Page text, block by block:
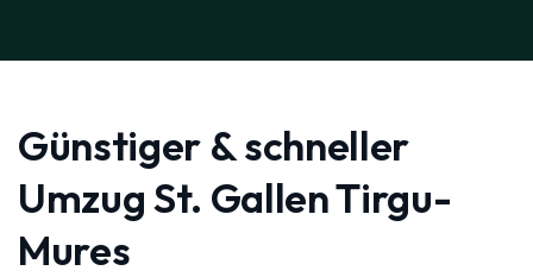
Günstiger & schneller
Umzug St. Gallen Tirgu-
Mures